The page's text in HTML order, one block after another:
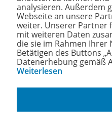
analysieren. Außerdem
Webseite an unsere
weiter. Unserer Partner
mit weiteren Daten
die sie im Rahmen
Betätigen des Buttons
Datenerhebung gemäß
Weiterlesen